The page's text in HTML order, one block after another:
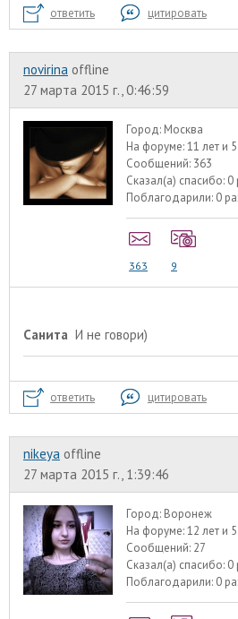
ответить цитировать
nоvirina offline
27 марта 2015 г., 0:46:59
Город: Москва
На форуме:11 лет и
Сообщений: 363
Сказал(а) спасибо: 0
Поблагодарили: 0
363 9
Санита И не говори)
ответить цитировать
nikeya offline
27 марта 2015 г., 1:39:46
Город: Воронеж
На форуме:12 лет и
Сообщений: 27
Сказал(а) спасибо: 0
Поблагодарили: 0